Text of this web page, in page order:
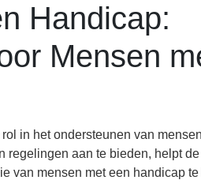
Handicap:
Mensen
in het ondersteunen van
regelingen aan te bieden, helpt
van mensen met een handicap